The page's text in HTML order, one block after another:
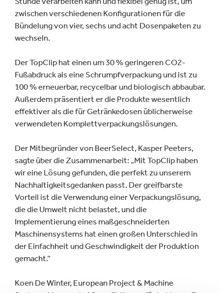
zwischen verschiedenen Konfigurationen für die
Bündelung von vier, sechs und acht Dosenpaketen zu
wechseln.
Der TopClip hat einen um 30 % geringeren CO2-
Fußabdruck als eine Schrumpfverpackung und ist zu
100 % erneuerbar, recycelbar und biologisch abbaubar.
Außerdem präsentiert er die Produkte wesentlich
effektiver als die für Getränkedosen üblicherweise
verwendeten Komplettverpackungslösungen.
Der Mitbegründer von BeerSelect, Kasper Peeters,
sagte über die Zusammenarbeit: „Mit TopClip haben
wir eine Lösung gefunden, die perfekt zu unserem
Nachhaltigkeitsgedanken passt. Der greifbarste
Vorteil ist die Verwendung einer Verpackungslösung,
die die Umwelt nicht belastet, und die
Implementierung eines maßgeschneiderten
Maschinensystems hat einen großen Unterschied in
der Einfachheit und Geschwindigkeit der Produktion
gemacht.“
Koen De Winter, European Project & Machine